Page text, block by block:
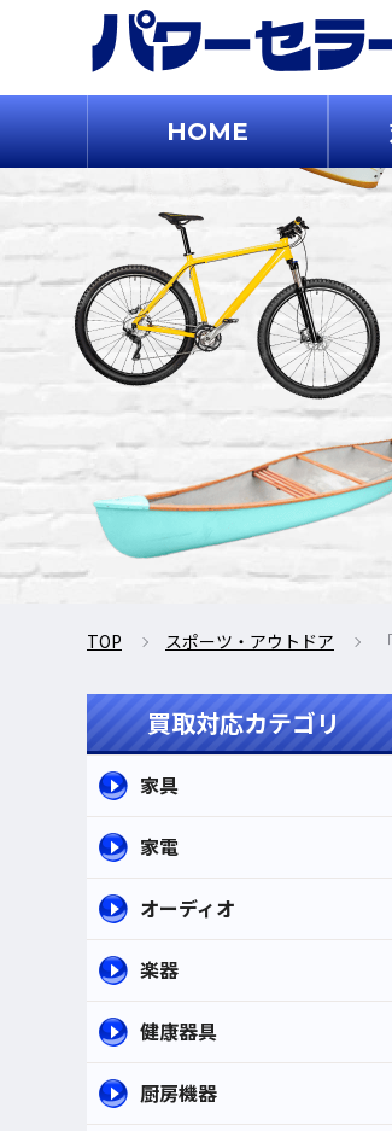
HOME
TOP スポーツ・アウトドア
買取対応カテゴリ
家具
家電
オーディオ
楽器
健康器具
厨房機器